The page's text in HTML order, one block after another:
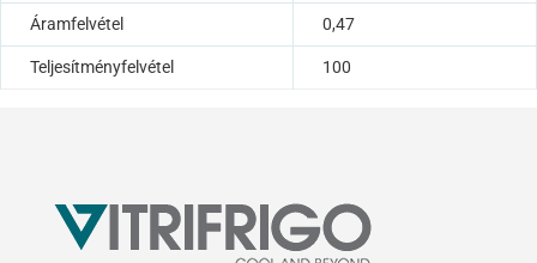
Áramfelvétel 0,47
Teljesítményfelvétel 100